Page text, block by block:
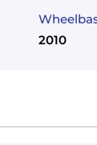
2010